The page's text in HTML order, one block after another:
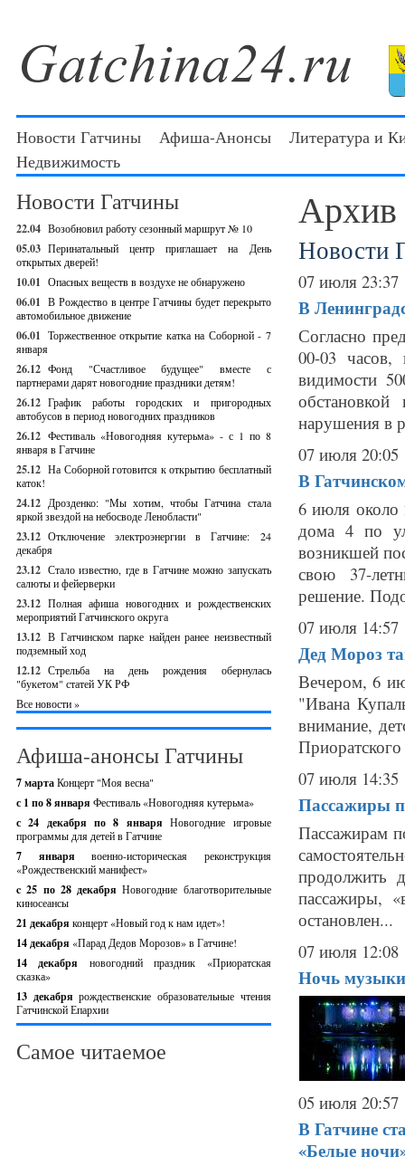
Новости Гатчины Афиша-Анонсы
Литература и
Недвижимость
Новости Гатчины
22.04 Возобновил работу сезонный маршрут № 10
05.03 Перинатальный центр приглашает на День
открытых дверей!
10.01 Опасных веществ в воздухе не обнаружено
06.01 В Рождество в центре Гатчины будет перекрыто
автомобильное движение
06.01 Торжественное открытие катка на Соборной - 7
января
26.12 Фонд "Счастливое будущее" вместе с
партнерами дарят новогодние праздники детям!
26.12 График работы городских и пригородных
автобусов в период новогодних праздников
26.12 Фестиваль «Новогодняя кутерьма» - с 1 по 8
января в Гатчине
25.12 На Соборной готовится к открытию бесплатный
каток!
24.12 Дрозденко: "Мы хотим, чтобы Гатчина стала
яркой звездой на небосводе Ленобласти"
23.12 Отключение электроэнергии в Гатчине: 24
декабря
23.12 Стало известно, где в Гатчине можно запускать
салюты и фейерверки
23.12 Полная афиша новогодних и рождественских
мероприятий Гатчинского округа
13.12 В Гатчинском парке найден ранее неизвестный
подземный ход
12.12 Стрельба на день рождения обернулась
"букетом" статей УК РФ
Все новости »
Афиша-анонсы Гатчины
7 мартаКонцерт "Моя весна"
с 1 по 8 января Фестиваль «Новогодняя кутерьма»
с 24 декабря по 8 январяНовогодние игровые
программы для детей в Гатчине
7 январявоенно-историческая реконструкция
«Рождественский манифест»
c 25 по 28 декабряНовогодние благотворительные
киносеансы
21 декабря концерт «Новый год к нам идет»!
14 декабря «Парад Дедов Морозов» в Гатчине!
14 декабря новогодний праздник «Приоратская
сказка»
13 декабрярождественские образовательные чтения
Гатчинской Епархии
Самое читаемое
Архив
Новости
07 июля 23:37
В
Согласно
00-03 часов,
видимости
нарушения в
07 июля 20:05
В
6 июля около
дома 4 по
возникшей
свою 37-
решение.
07 июля 14:57
Дед Мороз
Вечером, 6
"Ивана
внимание,
07 июля 14:35
Пассажиры
Пассажирам
продолжить
пассажиры,
остановлен...
07 июля 12:08
Ночь
05 июля 20:57
В Гатчине
«Белые